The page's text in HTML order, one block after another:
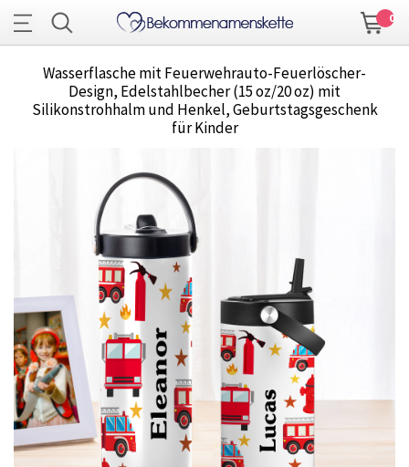
0
Wasserflasche mit Feuerwehrauto-Feuerlöscher-
Design, Edelstahlbecher (15 oz/20 oz) mit
Silikonstrohhalm und Henkel, Geburtstagsgeschenk
für Kinder